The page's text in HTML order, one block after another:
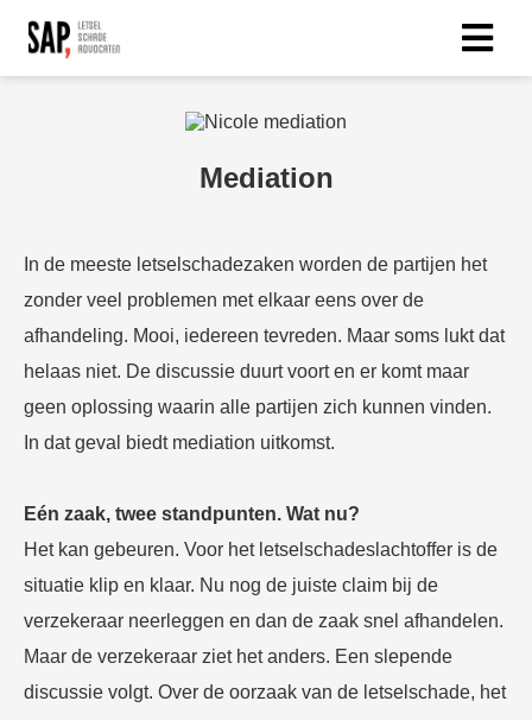
Mediation
In de meeste letselschadezaken worden de partijen het
zonder veel problemen met elkaar eens over de
afhandeling. Mooi, iedereen tevreden. Maar soms lukt dat
helaas niet. De discussie duurt voort en er komt maar
geen oplossing waarin alle partijen zich kunnen vinden.
In dat geval biedt mediation uitkomst.
Eén zaak, twee standpunten. Wat nu?
Het kan gebeuren. Voor het letselschadeslachtoffer is de
situatie klip en klaar. Nu nog de juiste claim bij de
verzekeraar neerleggen en dan de zaak snel afhandelen.
Maar de verzekeraar ziet het anders. Een slepende
discussie volgt. Over de oorzaak van de letselschade, het